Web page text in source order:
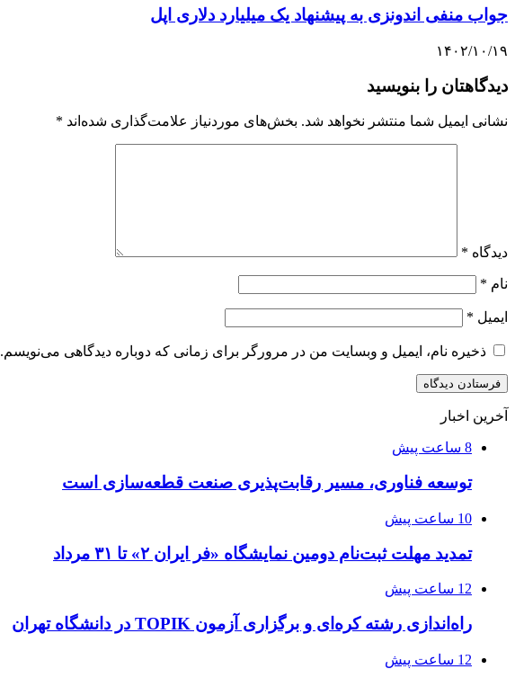
جواب منفی اندونزی به پیشنهاد یک میلیارد دلاری اپل
۱۴۰۲/۱۰/۱۹
دیدگاهتان را بنویسید
نشانی ایمیل شما منتشر نخواهد شد. بخش‌های موردنیاز علامت‌گذاری شده‌اند *
دیدگاه *
نام *
ایمیل *
ذخیره نام، ایمیل و وبسایت من در مرورگر برای زمانی که دوباره دیدگاهی می‌نویسم.
آخرین اخبار
8 ساعت پیش
توسعه فناوری، مسیر رقابت‌پذیری صنعت قطعه‌سازی است
10 ساعت پیش
تمدید مهلت ثبت‌نام دومین نمایشگاه «فر ایران ۲» تا ۳۱ مرداد
12 ساعت پیش
راه‌اندازی رشته کره‌ای و برگزاری آزمون TOPIK در دانشگاه تهران
12 ساعت پیش